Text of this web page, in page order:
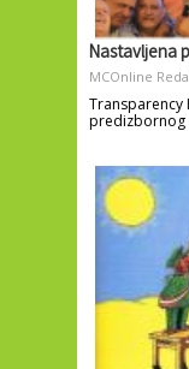
Nastavljena
MCOnline
predizbornog